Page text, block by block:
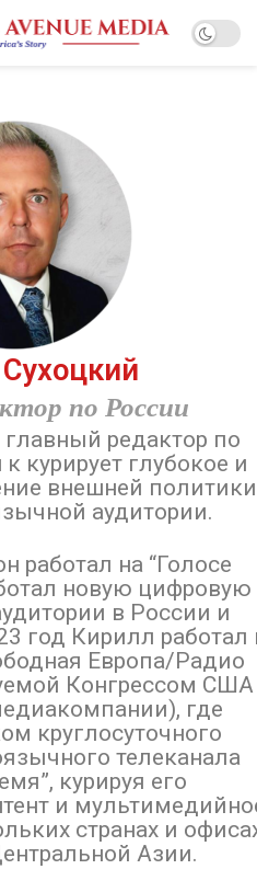
по России
редактор по
курирует глубокое и
внешней политики
аудитории.
работал на “Голосе
новую цифровую
в России и
год Кирилл работал
Европа/Радио
Конгрессом США
где
круглосуточного
телеканала
курируя его
и
странах и
Азии.